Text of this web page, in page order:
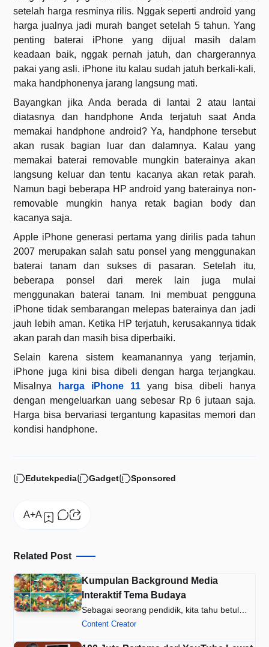
setelah harga resminya rilis. Nggak seperti android yang
harga jualnya jadi murah banget setelah 5 tahun. Yang
penting baterai iPhone yang dijual masih dalam
keadaan baik, nggak pernah jatuh, dan chargerannya
pakai yang asli. iPhone itu kalau sudah jatuh berkali-kali,
maka handphonenya jarang langsung mati.
Bayangkan jika Anda berada di lantai 2 atau lantai
diatasnya dan handphone Anda terjatuh saat Anda
memakai handphone android? Ya, handphone tersebut
akan rusak bagian luar dan dalamnya. Kalau yang
memakai baterai removable mungkin baterainya akan
langsung keluar dan tentu kacanya akan retak parah.
Namun bagi beberapa HP android yang baterainya non-
removable mungkin hanya retak bagian body dan
kacanya saja.
Apple iPhone generasi pertama yang dirilis pada tahun
2007 merupakan salah satu ponsel yang menggunakan
baterai tanam dan sukses di pasaran. Setelah itu,
beberapa ponsel dari merek lain juga mulai
menggunakan baterai tanam. Ini membuat pengguna
iPhone tidak sembarangan melepas baterainya dan jadi
jauh lebih aman. Ketika HP terjatuh, kerusakannya tidak
akan parah dan masih bisa diperbaiki.
Selain karena sistem keamanannya yang terjamin,
iPhone juga kini bisa dibeli dengan harga terjangkau.
Misalnya
harga iPhone 11 yang bisa dibeli hanya
dengan mengeluarkan uang sebesar Rp 6 jutaan saja.
Harga bisa bervariasi tergantung kapasitas memori dan
kondisi handphone.
Edutekpedia Gadget Sponsored
Related Post
Kumpulan Background Media
Interaktif Tema Budaya
Sebagai seorang pendidik, kita tahu betul
bahwa penggunaan media pembe…
Content Creator